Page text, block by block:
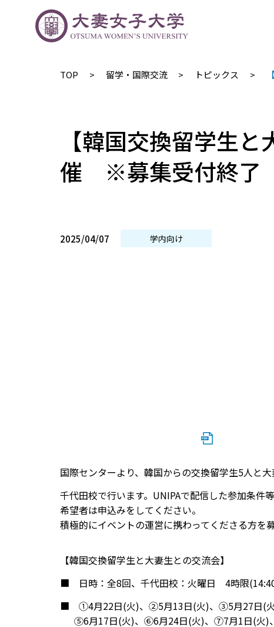
TOP 留学・国際交流 トピックス
【韓国交換留学生
催 ※募集受付終了
2025/04/07 学内向け
国際センターより、韓国からの交換留学生5人と
千代田校で行います。UNIPAで配信した参加条件
希望者は申込みをしてください。
積極的にイベントの運営に携わってくださる方を
【韓国交換留学生と大妻生との交流会】
■ 日時：全8回、千代田校：火曜日 4時限
■ ①4月22日(火)、②5月13日(火)、③5月27日(
⑤6月17日(火)、⑥6月24日(火)、⑦7月1日(火)